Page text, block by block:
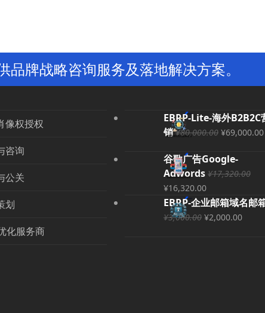
牌战略咨询服务及落地解决方案。
像权授权
咨询
公关
划
化服务商
EBRP-Lite-海外B2B2C
销 ¥80,000.00 原
为：
¥80,000.00
¥69,000.00
谷歌广告Google-
Adwords ¥17,320.00
原
价
为：
¥16,320.00当
前
价
EBRP-企业邮箱域名邮
¥3,000.00 原
¥2,000.00当